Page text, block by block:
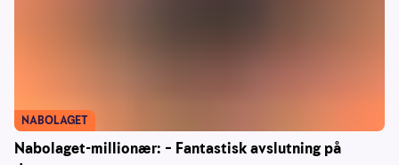
Nabolaget-millionær: – Fantastisk avslutning på
NABOLAGET